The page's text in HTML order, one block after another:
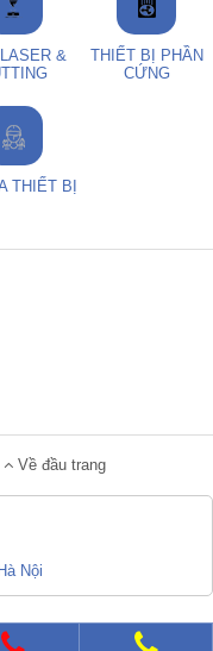
&
THIẾT BỊ PHẦN
CỨNG
THIẾT BỊ
Về đầu trang
Nội